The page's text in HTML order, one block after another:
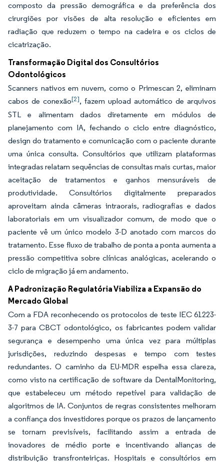
composto da pressão demográfica e da preferência dos
cirurgiões por visões de alta resolução e eficientes em
radiação que reduzem o tempo na cadeira e os ciclos de
cicatrização.
Transformação Digital dos Consultórios
Odontológicos
Scanners nativos em nuvem, como o Primescan 2, eliminam
cabos de conexão[2], fazem upload automático de arquivos
STL e alimentam dados diretamente em módulos de
planejamento com IA, fechando o ciclo entre diagnóstico,
design do tratamento e comunicação com o paciente durante
uma única consulta. Consultórios que utilizam plataformas
integradas relatam sequências de consultas mais curtas, maior
aceitação de tratamentos e ganhos mensuráveis de
produtividade. Consultórios digitalmente preparados
aproveitam ainda câmeras intraorais, radiografias e dados
laboratoriais em um visualizador comum, de modo que o
paciente vê um único modelo 3-D anotado com marcos do
tratamento. Esse fluxo de trabalho de ponta a ponta aumenta a
pressão competitiva sobre clínicas analógicas, acelerando o
ciclo de migração já em andamento.
A Padronização Regulatória Viabiliza a Expansão do
Mercado Global
Com a FDA reconhecendo os protocolos de teste IEC 61223-
3-7 para CBCT odontológico, os fabricantes podem validar
segurança e desempenho uma única vez para múltiplas
jurisdições, reduzindo despesas e tempo com testes
redundantes. O caminho da EU-MDR espelha essa clareza,
como visto na certificação de software da DentalMonitoring,
que estabeleceu um método repetível para validação de
algoritmos de IA. Conjuntos de regras consistentes melhoram
a confiança dos investidores porque os prazos de lançamento
se tornam previsíveis, facilitando assim a entrada de
inovadores de médio porte e incentivando alianças de
distribuição transfronteiriças. Hospitais e consultórios em